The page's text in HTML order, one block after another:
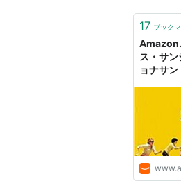
恋愛小
ゴッ
劇場
スマ
サブ
ブラ
パパ
デリ
17 ブック
ス・サ
ョナサ
督), ア
(出演),
演), ポ
ラン・
ニ・コ
ーヴ・カ
ル・アー